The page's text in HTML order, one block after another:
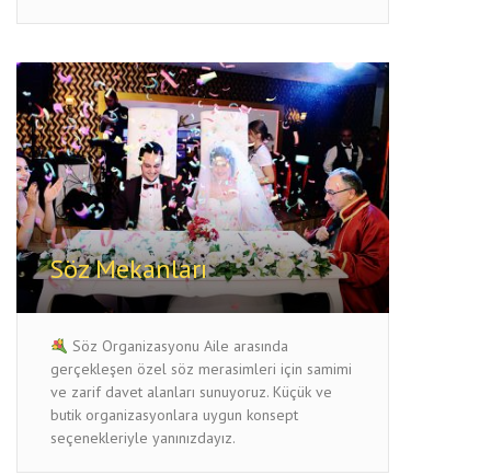
Söz Mekanları
Söz Organizasyonu Aile arasında
gerçekleşen özel söz merasimleri için samimi
ve zarif davet alanları sunuyoruz. Küçük ve
butik organizasyonlara uygun konsept
seçenekleriyle yanınızdayız.